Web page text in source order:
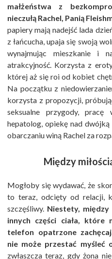
małżeństwa z
nieczułą Rachel, Panią
papiery mają nadejść lada
z łańcucha, upaja się swoją
wynajmując mieszkanie i
atrakcyjność. Korzysta z
której aż się roi od kobiet
Na początku z
korzysta z propozycji,
seksualne przygody,
hepatolog, opiekę nad
obarczaniu winą Rachel za
Między
Mogłoby się wydawać, że
to teraz, odcięty od relacji,
szczęśliwy. Niestety,
innych części ciała, które
telefon opatrzone
nie może przestać myśleć
zwłaszcza teraz, gdy żona